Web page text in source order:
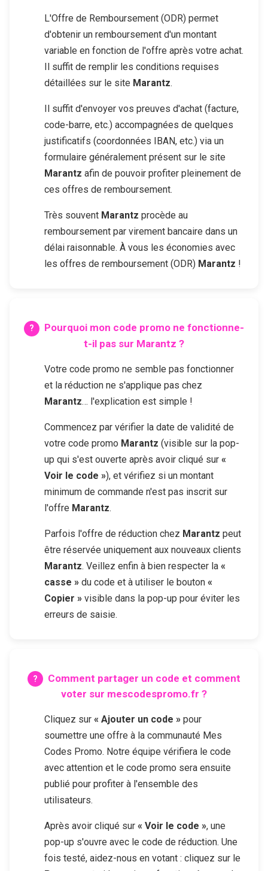
L'Offre de Remboursement (ODR) permet
d'obtenir un remboursement d'un montant
variable en fonction de l'offre après votre achat.
Il suffit de remplir les conditions requises
détaillées sur le site Marantz.
Il suffit d'envoyer vos preuves d'achat (facture,
code-barre, etc.) accompagnées de quelques
justificatifs (coordonnées IBAN, etc.) via un
formulaire généralement présent sur le site
Marantz afin de pouvoir profiter pleinement de
ces offres de remboursement.
Très souvent Marantz procède au
remboursement par virement bancaire dans un
délai raisonnable. À vous les économies avec
les offres de remboursement (ODR) Marantz !
Pourquoi mon code promo ne fonctionne-
t-il pas sur Marantz ?
Votre code promo ne semble pas fonctionner
et la réduction ne s'applique pas chez
Marantz… l'explication est simple !
Commencez par vérifier la date de validité de
votre code promo Marantz (visible sur la pop-
up qui s'est ouverte après avoir cliqué sur «
Voir le code »), et vérifiez si un montant
minimum de commande n'est pas inscrit sur
l'offre Marantz.
Parfois l'offre de réduction chez Marantz peut
être réservée uniquement aux nouveaux clients
Marantz. Veillez enfin à bien respecter la «
casse » du code et à utiliser le bouton «
Copier » visible dans la pop-up pour éviter les
erreurs de saisie.
Comment partager un code et comment
voter sur mescodespromo.fr ?
Cliquez sur « Ajouter un code » pour
soumettre une offre à la communauté Mes
Codes Promo. Notre équipe vérifiera le code
avec attention et le code promo sera ensuite
publié pour profiter à l'ensemble des
utilisateurs.
Après avoir cliqué sur « Voir le code », une
pop-up s'ouvre avec le code de réduction. Une
fois testé, aidez-nous en votant : cliquez sur le